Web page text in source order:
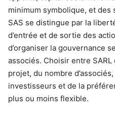
minimum symbolique, et des
SAS se distingue par la
d’entrée et de sortie des
d’organiser la gouvernance
associés. Choisir entre
projet, du nombre
investisseurs et de la
plus ou moins flexible.